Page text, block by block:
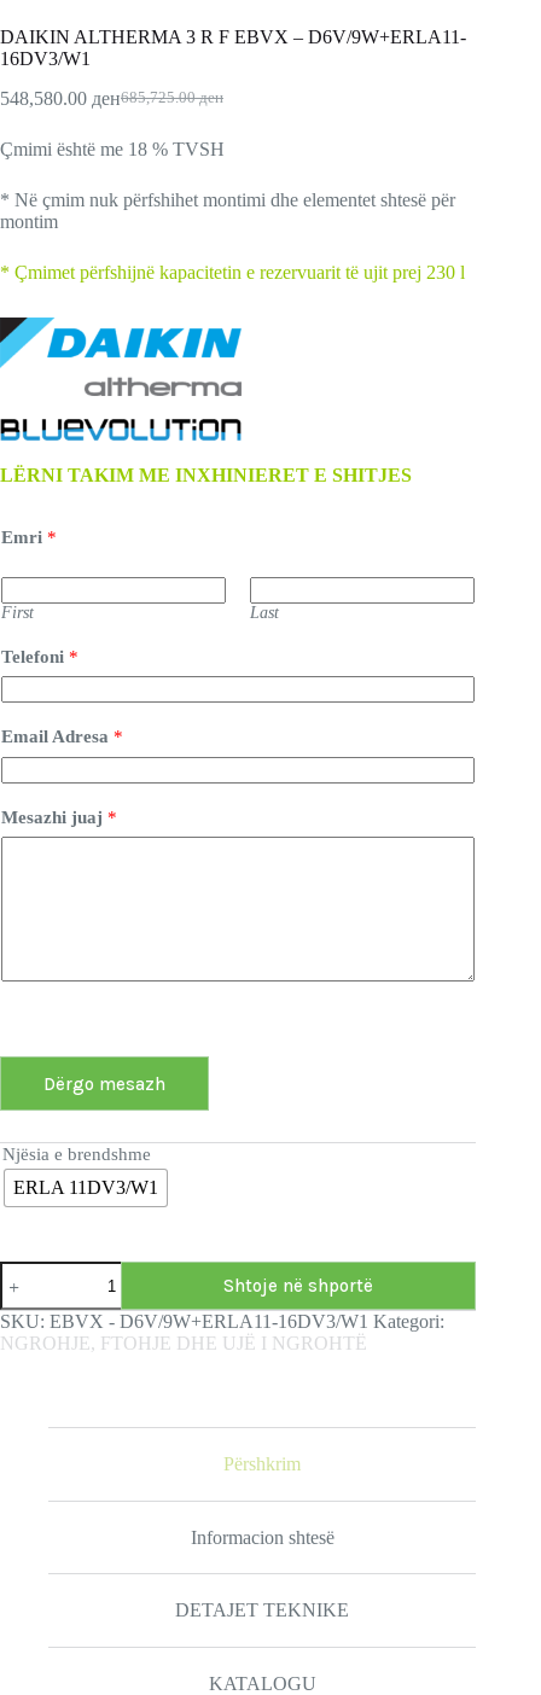
DAIKIN ALTHERMA 3 R F ЕBVX – D6V/9W+ERLA11-
16DV3/W1
685,725.00ден
548,580.00 ден
Çmimi është me 18 % TVSH
* Në çmim nuk përfshihet montimi dhe elementet shtesë për
montim
* Çmimet përfshijnë kapacitetin e rezervuarit të ujit prej 230 l
LËRNI TAKIM ME INXHINIERET E SHITJES
Emri *
First Last
Telefoni *
Email Adresa *
Mesazhi juaj *
Dërgo mesazh
Njësia e brendshme
ERLA 11DV3/W1
Shtoje në shportë
SKU: ЕBVX - D6V/9W+ERLA11-16DV3/W1 Kategori:
NGROHJE, FTOHJE DHE UJË I NGROHTË
Përshkrim
Informacion shtesë
DETAJET TEKNIKE
KATALOGU